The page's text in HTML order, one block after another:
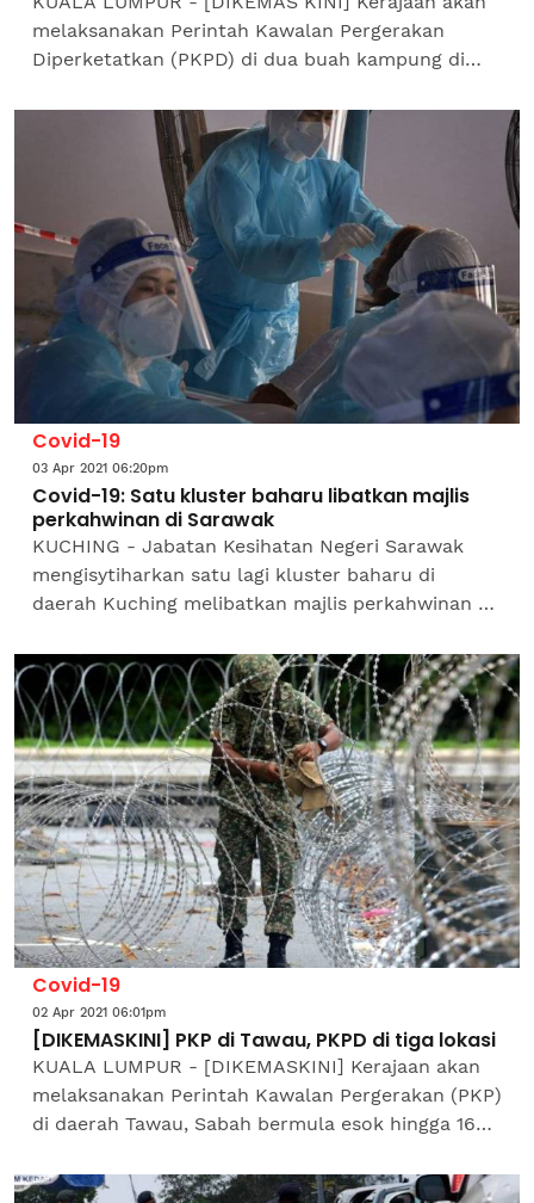
melaksanakan Perintah Kawalan Pergerakan
Diperketatkan (PKPD) di dua buah kampung di
dan Kampung Binyu Lama,...
Covid-19
03 Apr 2021 06:20pm
Covid-19: Satu kluster baharu libatkan majlis
perkahwinan di Sarawak
KUCHING - Jabatan Kesihatan Negeri Sarawak
mengisytiharkan satu lagi kluster baharu di
daerah Kuching melibatkan majlis perkahwinan di
Jawatankuasa...
Covid-19
02 Apr 2021 06:01pm
[DIKEMASKINI] PKP di Tawau, PKPD di tiga lokasi
KUALA LUMPUR - [DIKEMASKINI] Kerajaan akan
melaksanakan Perintah Kawalan Pergerakan (PKP)
di daerah Tawau, Sabah bermula esok hingga 16
Keselamatan,) Datuk Seri...